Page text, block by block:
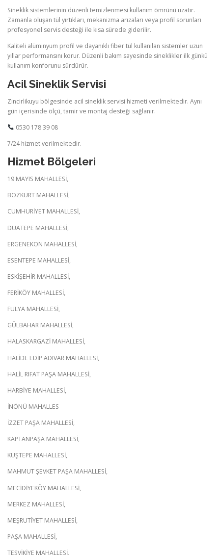
Sineklik sistemlerinin düzenli temizlenmesi kullanım ömrünü uzatır.
Zamanla oluşan tül yırtıkları, mekanizma arızaları veya profil sorunları
profesyonel servis desteği ile kısa sürede giderilir.
Kaliteli alüminyum profil ve dayanıklı fiber tül kullanılan sistemler uzun
yıllar performansını korur. Düzenli bakım sayesinde sineklikler ilk günkü
kullanım konforunu sürdürür.
Acil Sineklik Servisi
Zincirlikuyu bölgesinde acil sineklik servisi hizmeti verilmektedir. Aynı
gün içerisinde ölçü, tamir ve montaj desteği sağlanır.
0530 178 39 08
7/24 hizmet verilmektedir.
Hizmet Bölgeleri
19 MAYIS MAHALLESİ,
BOZKURT MAHALLESİ,
CUMHURİYET MAHALLESİ,
DUATEPE MAHALLESİ,
ERGENEKON MAHALLESİ,
ESENTEPE MAHALLESİ,
ESKİŞEHİR MAHALLESİ,
FERİKÖY MAHALLESİ,
FULYA MAHALLESİ,
GÜLBAHAR MAHALLESİ,
HALASKARGAZİ MAHALLESİ,
HALİDE EDİP ADIVAR MAHALLESİ,
HALİL RIFAT PAŞA MAHALLESİ,
HARBİYE MAHALLESİ,
İNÖNÜ MAHALLES
İZZET PAŞA MAHALLESİ,
KAPTANPAŞA MAHALLESİ,
KUŞTEPE MAHALLESİ,
MAHMUT ŞEVKET PAŞA MAHALLESİ,
MECİDİYEKÖY MAHALLESİ,
MERKEZ MAHALLESİ,
MEŞRUTİYET MAHALLESİ,
PAŞA MAHALLESİ,
TEŞVİKİYE MAHALLESİ,